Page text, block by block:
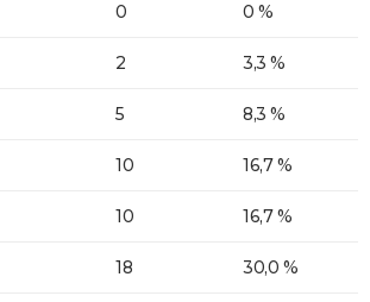
0 0 %
2 3,3 %
5 8,3 %
10 16,7 %
10 16,7 %
18 30,0 %